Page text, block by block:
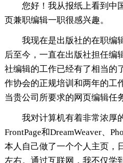
您好！我从报纸上看到中
页兼职编辑一职很感兴趣。
我现在是出版社的在职编
后至今，一直在出版社担任编
社编辑的工作已经有了相当的
作协会的正规培训和两年的工
当贵公司所要求的网页编辑任
我对计算机有着非常浓厚
FrontPage和DreamWeaver、
本人自己做了一个个人主页，
左右。通过互联网，我不仅学